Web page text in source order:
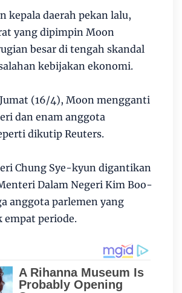
kepala daerah pekan lalu,
yang dipimpin Moon
besar di tengah skandal
kebijakan ekonomi.
(16/4), Moon mengganti
dan enam anggota
dikutip Reuters.
Chung Sye-kyun digantikan
Dalam Negeri Kim Boo-
anggota parlemen yang
empat periode.